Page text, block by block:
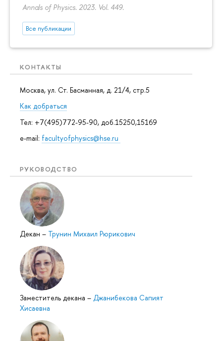
Annals of Physics. 2023. Vol. 449.
Все публикации
КОНТАКТЫ
Москва, ул. Ст. Басманная, д. 21/4, стр.5
Как добраться
Тел: +7(495)772-95-90, доб.15250,15169
e-mail: facultyofphysics@hse.ru
РУКОВОДСТВО
Декан – Трунин Михаил Рюрикович
Заместитель декана – Джанибекова Сапият
Хисаевна